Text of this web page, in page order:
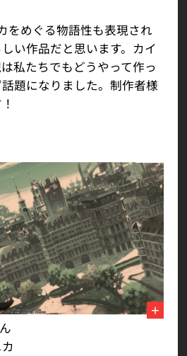
をめぐる物語性も表現され
い作品だと思います。カイ
私たちでもどうやって作っ
題になりました。制作者様